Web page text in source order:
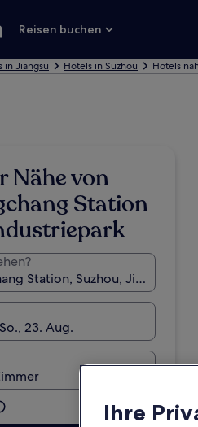
Reisen buchen
in Jiangsu Hotels in Suzhou Hotels
Nähe von
Station
23. Aug.
Ihre